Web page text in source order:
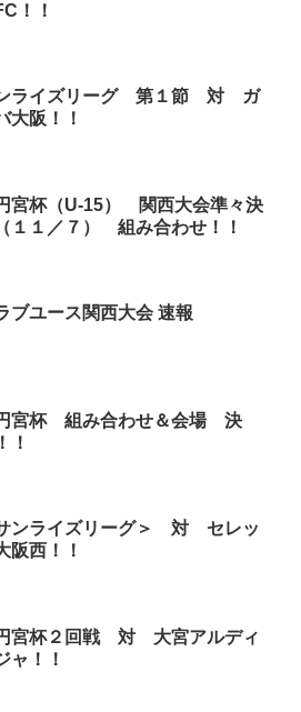
！！
ライズリーグ 第１節 対 ガ
大阪！！
宮杯（U-15） 関西大会準々決
１１／７） 組み合わせ！！
ブユース関西大会 速報
宮杯 組み合わせ＆会場 決
！
ンライズリーグ＞ 対 セレッ
阪西！！
宮杯２回戦 対 大宮アルディ
ャ！！